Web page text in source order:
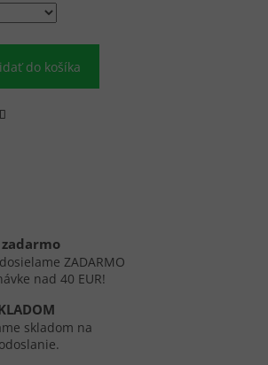
do košíka
ZADARMO
nad 40 EUR!
skladom na